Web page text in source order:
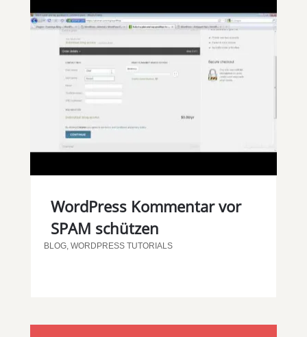
WordPress Kommentar vor
SPAM schützen
BLOG, WORDPRESS TUTORIALS